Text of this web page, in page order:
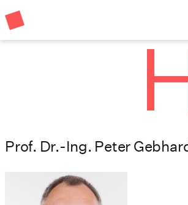
Prof. Dr.-Ing. Peter